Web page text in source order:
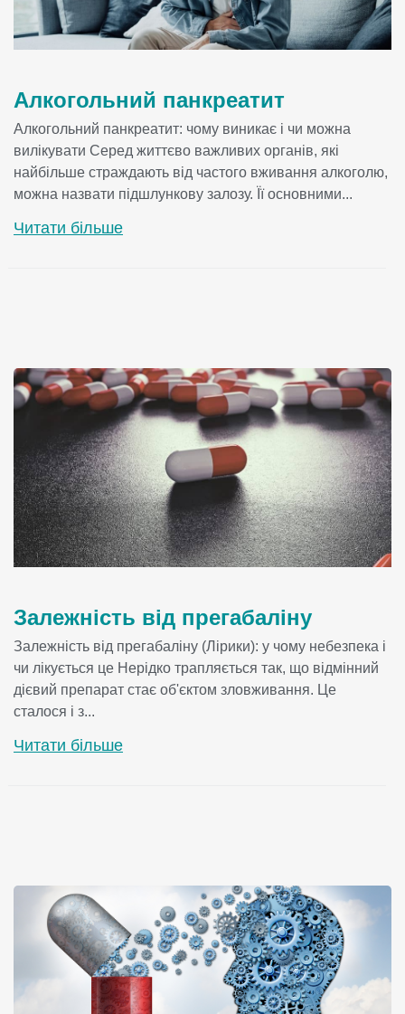
Алкогольний панкреатит
Алкогольний панкреатит: чому виникає і чи можна
вилікувати Серед життєво важливих органів, які
найбільше страждають від частого вживання алкоголю,
можна назвати підшлункову залозу. Її основними...
Читати більше
Залежність від прегабаліну
Залежність від прегабаліну (Лірики): у чому небезпека і
чи лікується це Нерідко трапляється так, що відмінний
дієвий препарат стає об'єктом зловживання. Це
сталося і з...
Читати більше